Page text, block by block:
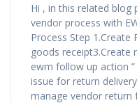
Hi , in this related blog
vendor process with
Process Step 1.Create
goods receipt3.Create
ewm follow up action
issue for return
manage vendor